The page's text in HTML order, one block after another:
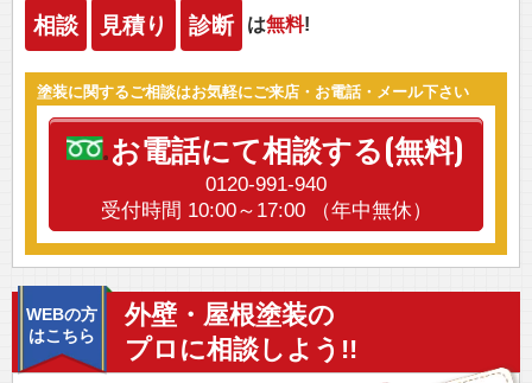
相談 見積り 診断 は無料!
塗装に関するご相談はお気軽にご来店・お電話・メール下さい
お電話にて相談する(無料)
0120-991-940
受付時間 10:00～17:00 （年中無休）
WEBの方
はこちら
外壁・屋根塗装の
プロに相談しよう!!